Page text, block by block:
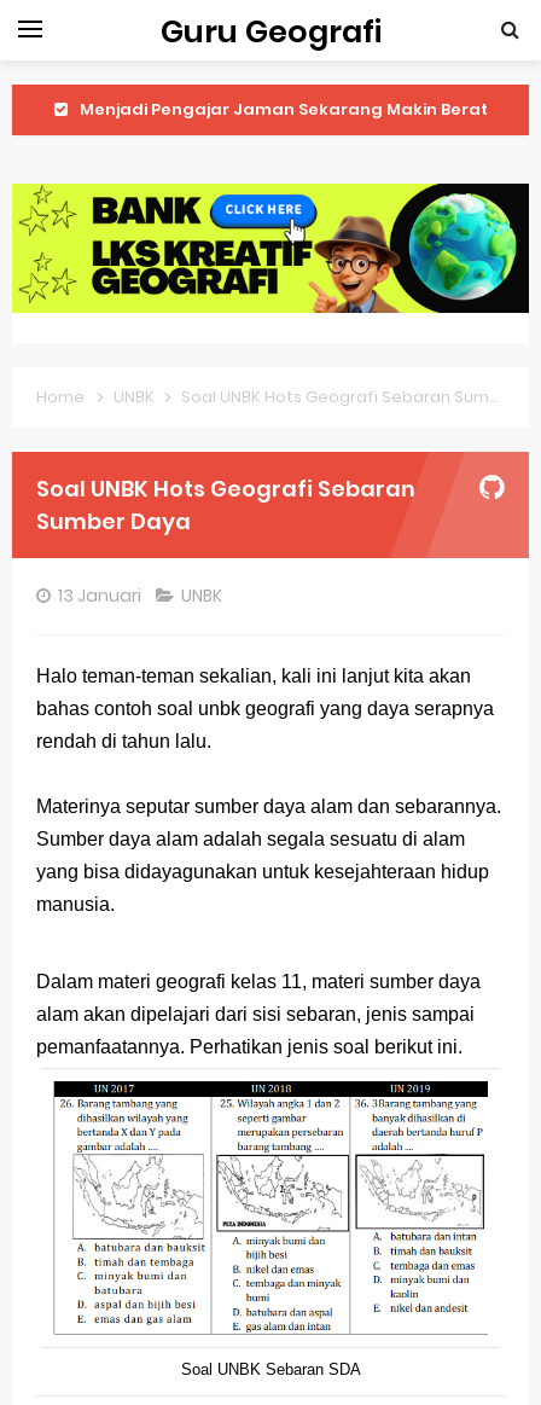
Guru Geografi
Latihan Prediksi Soal OSK Geografi 2026 Part Geografi Ekonomi
Latihan Prediksi Soal OSK Geografi 2026 Part Geografi Budaya
Latihan Prediksi Soal OSK Geografi 2026 Part Dinamika Kota
Pembahasan Soal OSN-K Geografi 2025 No 51-55
Pembahasan Soal OSN-K Geografi 2025 No 41-45
Pembahasan Soal OSN-K Geografi 2025 No 31-35
Pembahasan Soal OSN-K Geografi 2025 No 26-30
Pembahasan Soal OSN-K Geografi 2025 No 16-20
Pembahasan Soal OSN-K Geografi 2025 No 11-15
Pembahasan Soal OSN-K Geografi 2025 No 1-5
Bocoran 150 Bank Soal Dasar OSN Geografi 2026 Part 1 [Wajib Baca]
Gratis, Pre Test Online Calon Pejuang OSN Geografi 2026
50 Latihan Prediksi Soal TKA Sosiologi 2025 + Kunci
Prediksi Soal TKA Geografi Topik Konsep Geografi + Kunci
Latihan Soal TKA Geografi 2025 Topik Analisa Informasi Geospasial
STOP Belajar Geografi Pakai Cara Lama! 😤 TKA 2025 Beda Level. Kuasai 150 Bank Soal HOTS Sekarang!
Ebook Prediksi 150 Soal TKA Geografi 2025 + Kunci Jawaban
3 Jurus Sakti Menaklukkan Soal TKA Geografi [Wajib Baca]
Menjadi Pengajar Jaman Sekarang Makin Berat
Friday, 7 August
Home UNBK Soal UNBK Hots Geografi Sebaran Sumber Daya
Soal UNBK Hots Geografi Sebaran
Sumber Daya
13 Januari UNBK
Halo teman-teman sekalian, kali ini lanjut kita akan
bahas contoh soal unbk geografi yang daya serapnya
rendah di tahun lalu.
Materinya seputar sumber daya alam dan sebarannya.
Sumber daya alam adalah segala sesuatu di alam
yang bisa didayagunakan untuk kesejahteraan hidup
manusia.
Dalam materi geografi kelas 11, materi sumber daya
alam akan dipelajari dari sisi sebaran, jenis sampai
pemanfaatannya. Perhatikan jenis soal berikut ini.
Soal UNBK Sebaran SDA